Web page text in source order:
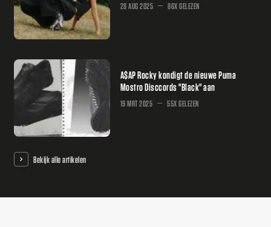
28 AUG 2025 86X GELEZEN
A$AP Rocky kondigt de nieuwe Puma
Mostro Disccords "Black" aan
19 MRT 2025 55X GELEZEN
Bekijk alle artikelen